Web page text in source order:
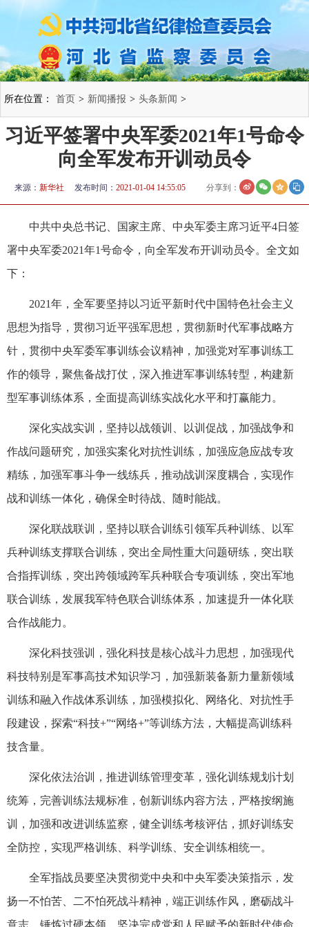
所在位置： 首页 > 新闻播报 > 头条新闻 >
习近平签署中央军委2021年1号命令
向全军发布开训动员令
来源： 新华社 发布时间： 2021-01-04 14:55:05 分享到：
中共中央总书记、国家主席、中央军委主席习近平4日签
署中央军委2021年1号命令，向全军发布开训动员令。全文如
下：
2021年，全军要坚持以习近平新时代中国特色社会主义
思想为指导，贯彻习近平强军思想，贯彻新时代军事战略方
针，贯彻中央军委军事训练会议精神，加强党对军事训练工
作的领导，聚焦备战打仗，深入推进军事训练转型，构建新
型军事训练体系，全面提高训练实战化水平和打赢能力。
深化实战实训，坚持以战领训、以训促战，加强战争和
作战问题研究，加强实案化对抗性训练，加强应急应战专攻
精练，加强军事斗争一线练兵，推动战训深度耦合，实现作
战和训练一体化，确保全时待战、随时能战。
深化联战联训，坚持以联合训练引领军兵种训练、以军
兵种训练支撑联合训练，突出全局性重大问题研练，突出联
合指挥训练，突出跨领域跨军兵种联合专项训练，突出军地
联合训练，发展我军特色联合训练体系，加速提升一体化联
合作战能力。
深化科技强训，强化科技是核心战斗力思想，加强现代
科技特别是军事高技术知识学习，加强新装备新力量新领域
训练和融入作战体系训练，加强模拟化、网络化、对抗性手
段建设，探索“科技+”“网络+”等训练方法，大幅提高训练科
技含量。
深化依法治训，推进训练管理变革，强化训练规划计划
统筹，完善训练法规标准，创新训练内容方法，严格按纲施
训，加强和改进训练监察，健全训练考核评估，抓好训练安
全防控，实现严格训练、科学训练、安全训练相统一。
全军指战员要坚决贯彻党中央和中央军委决策指示，发
扬一不怕苦、二不怕死战斗精神，端正训练作风，磨砺战斗
意志，锤炼过硬本领，坚决完成党和人民赋予的新时代使命